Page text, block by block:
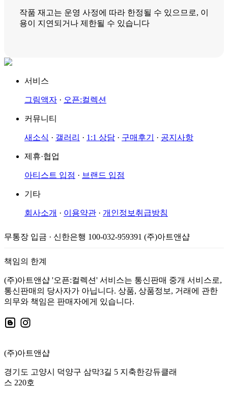
작품 재고는 운영 사정에 따라 한정될 수 있으므로, 이
용이 지연되거나 제한될 수 있습니다
서비스
그림액자 · 오픈:컬렉션
커뮤니티
새소식 · 갤러리 · 1:1 상담 · 구매후기 · 공지사항
제휴·협업
아티스트 입점 · 브랜드 입점
기타
회사소개 · 이용약관 · 개인정보취급방침
무통장 입금 · 신한은행 100-032-959391 (주)아트앤샵
책임의 한계
(주)아트앤샵 '오픈:컬렉션' 서비스는 통신판매 중개 서비스로,
통신판매의 당사자가 아닙니다. 상품, 상품정보, 거래에 관한
의무와 책임은 판매자에게 있습니다.
(주)아트앤샵
경기도 고양시 덕양구 삼막3길 5 지축한강듀클래
스 220호